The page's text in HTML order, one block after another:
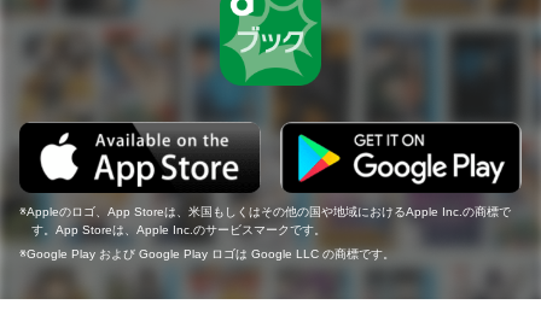
Appleのロゴ、App Storeは、米国もしくはその他の国や地域におけるApple Inc.の商標で
す。App Storeは、Apple Inc.のサービスマークです。
Google Play および Google Play ロゴは Google LLC の商標です。